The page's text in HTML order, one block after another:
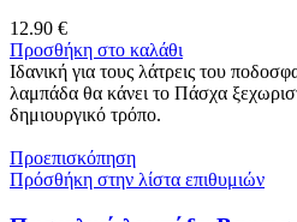
12.90 €
Προσθήκη στο καλάθι
Ιδανική για τους λάτρεις του
λαμπάδα θα κάνει το Πάσχα
δημιουργικό τρόπο.
Προεπισκόπηση
Πρόσθήκη στην λίστα επιθυμιών